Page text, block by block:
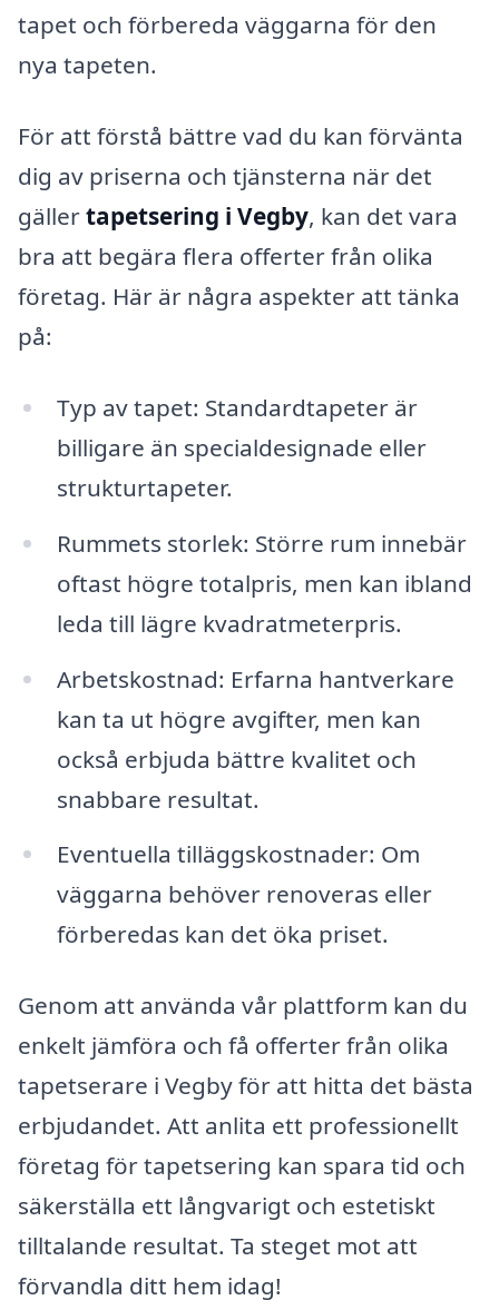
tapet och förbereda väggarna för den
nya tapeten.
För att förstå bättre vad du kan förvänta
dig av priserna och tjänsterna när det
gällertapetsering i Vegby, kan det vara
bra att begära flera offerter från olika
företag. Här är några aspekter att tänka
på:
Typ av tapet: Standardtapeter är
billigare än specialdesignade eller
strukturtapeter.
Rummets storlek: Större rum innebär
oftast högre totalpris, men kan ibland
leda till lägre kvadratmeterpris.
Arbetskostnad: Erfarna hantverkare
kan ta ut högre avgifter, men kan
också erbjuda bättre kvalitet och
snabbare resultat.
Eventuella tilläggskostnader: Om
väggarna behöver renoveras eller
förberedas kan det öka priset.
Genom att använda vår plattform kan du
enkelt jämföra och få offerter från olika
tapetserare i Vegby för att hitta det bästa
erbjudandet. Att anlita ett professionellt
företag för tapetsering kan spara tid och
säkerställa ett långvarigt och estetiskt
tilltalande resultat. Ta steget mot att
förvandla ditt hem idag!